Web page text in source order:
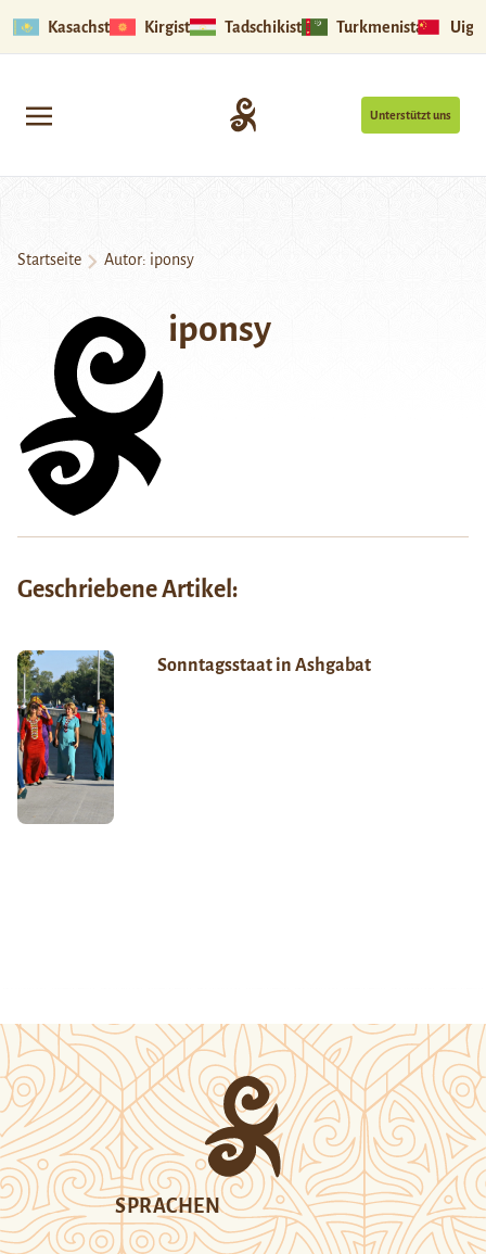
Kasachstan Kirgistan Tadschikistan Turkmenistan
Unterstützt uns
Startseite Autor: iponsy
iponsy
Geschriebene Artikel:
Sonntagsstaat in Ashgabat
SPRACHEN